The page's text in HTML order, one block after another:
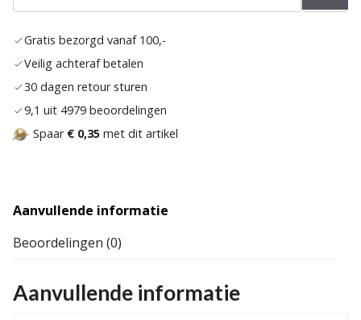
Gratis bezorgd vanaf 100,-
Veilig achteraf betalen
30 dagen retour sturen
9,1 uit 4979 beoordelingen
Spaar € 0,35 met dit artikel
Aanvullende informatie
Beoordelingen (0)
Aanvullende informatie